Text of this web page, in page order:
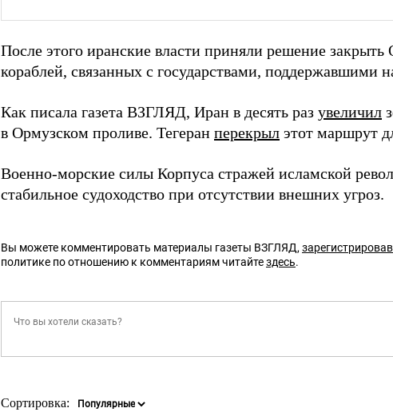
После этого иранские власти приняли решение
кораблей, связанных с государствами, поддержавшими
Как писала газета ВЗГЛЯД, Иран в десять раз увеличил
в Ормузском проливе. Тегеран перекрыл этот маршрут
Военно-морские силы Корпуса стражей исламской
стабильное судоходство при отсутствии внешних угроз.
Вы можете комментировать материалы газеты ВЗГЛЯД,
политике по отношению к комментариям читайтездесь.
Сортировка: